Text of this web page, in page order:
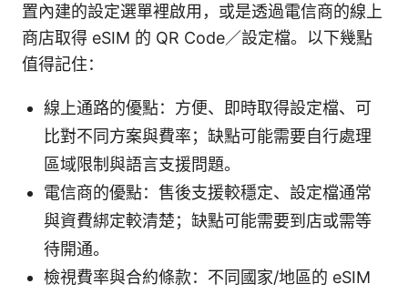
置內建的設定選單裡啟用，或是透過電信商的線上
商店取得 eSIM 的 QR Code／設定檔。以下幾點
值得記住：
線上通路的優點：方便、即時取得設定檔、可
比對不同方案與費率；缺點可能需要自行處理
區域限制與語言支援問題。
電信商的優點：售後支援較穩定、設定檔通常
與資費綁定較清楚；缺點可能需要到店或需等
待開通。
檢視費率與合約條款：不同國家/地區的 eSIM